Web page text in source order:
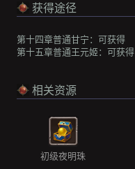
获得途径
第十四章普通甘宁： 可获得
第十五章普通王元姬： 可获得
相关资源
初级夜明珠